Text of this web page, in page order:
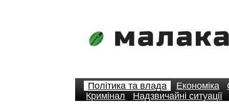
Політика та влада Економіка
Кримінал
Надзвичайні ситуації